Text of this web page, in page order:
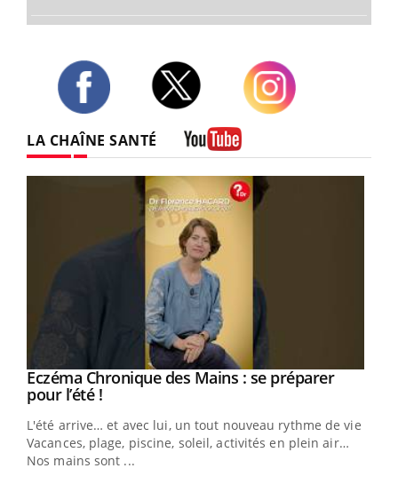
LA CHAÎNE SANTÉ
Youtube
Eczéma Chronique des Mains : se préparer
pour l’été !Youtube
L'été arrive… et avec lui, un tout nouveau rythme de vie !
Vacances, plage, piscine, soleil, activités en plein air…
Nos mains sont ...